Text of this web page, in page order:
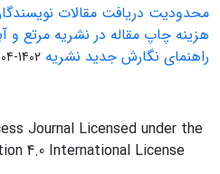
محدودیت دریافت مقالات
هزینه چاپ مقاله در نشریه مرتع و
راهنمای نگارش جدید نشریه 1402-04-22
Journal Licensed under the
4.0 International License